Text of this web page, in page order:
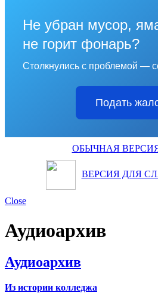
Не убран мусор,
не горит фонарь?
Столкнулись с проблемой —
Подать
ОБЫЧНАЯ
ВЕРСИЯ ДЛЯ
Close
Аудиоархив
Аудиоархив
Из истории колледжа